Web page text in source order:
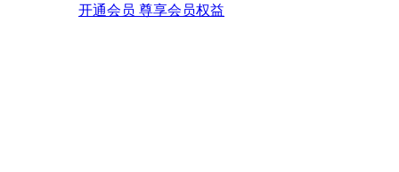
开通会员 尊享会员权益